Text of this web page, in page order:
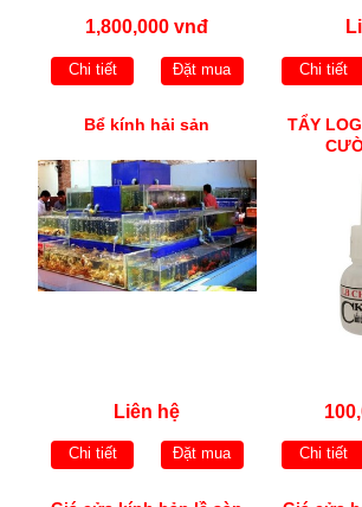
1,800,000 vnđ
Chi tiết Đặt mua Chi tiết
Bể kính hải sản
Liên hệ
Chi tiết Đặt mua
TẨY
Chi tiết